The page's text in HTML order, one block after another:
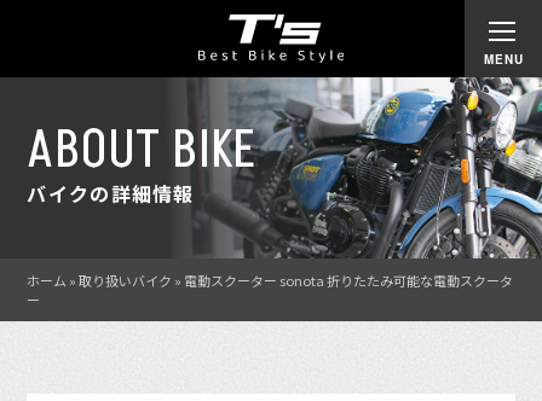
ABOUT BIKE
バイクの詳細情報
ホーム »取り扱いバイク » 電動スクーター sonota 折りたたみ可能な電動スクータ
ー